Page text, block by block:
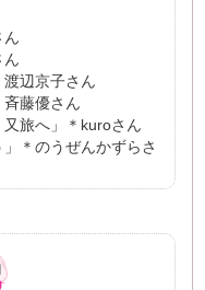
ん
ん
辺京子さん
藤優さん
旅へ」＊kuroさん
＊のうぜんかずらさ